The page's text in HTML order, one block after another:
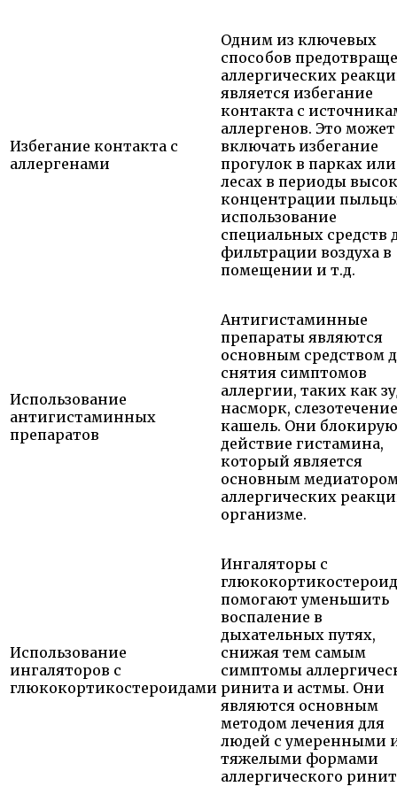
Избегание контакта с
аллергенами
Одним из ключевых
способов
аллергических
является избегание
контакта с
аллергенов. Это может
включать избегание
прогулок в парках или
лесах в периоды
концентрации
использование
специальных средств
фильтрации воздуха в
помещении и т.д.
Использование
антигистаминных
препаратов
Антигистаминные
препараты являются
основным средством
снятия симптомов
аллергии, таких как
насморк,
кашель. Они
действие гистамина,
который является
основным
аллергических
организме.
Использование
ингаляторов с
глюкокортикостероидами
Ингаляторы с
помогают уменьшить
воспаление в
дыхательных путях,
снижая тем самым
симптомы
ринита и астмы. Они
являются основным
методом лечения для
людей с умеренными
тяжелыми формами
аллергического